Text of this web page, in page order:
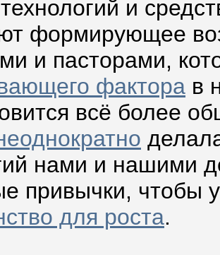
и
формирующее
и пасторами,
фактора в
всё более
нами и нашими
привычки, чтобы
для роста.